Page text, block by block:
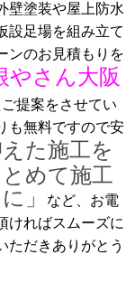
壁塗装や屋上防水
設足場を組み立て
ンのお見積もりを
やさん大阪
提案をさせてい
も無料ですので安
えた施工を
めて施工
」
など、お電
ければスムーズに
ただきありがとう